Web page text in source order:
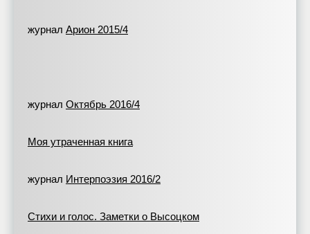
журнал Арион 2015/4
журнал Октябрь 2016/4
Моя утраченная книга
журнал Интерпоэзия 2016/2
Стихи и голос. Заметки о Высоцком